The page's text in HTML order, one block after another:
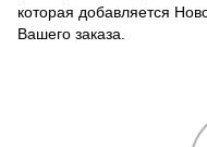
которая добавляется
Вашего заказа.